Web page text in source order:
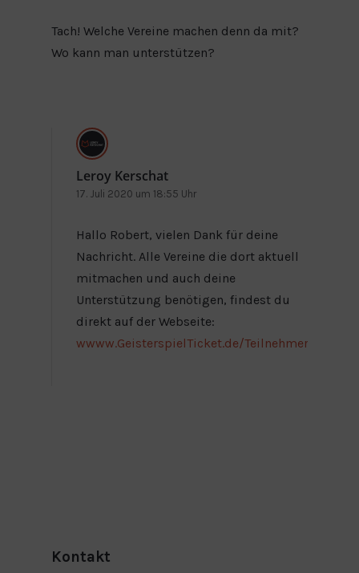
Tach! Welche Vereine machen denn da mit?
Wo kann man unterstützen?
Leroy Kerschat
17. Juli 2020 um 18:55 Uhr
Hallo Robert, vielen Dank für deine
Nachricht. Alle Vereine die dort aktuell
mitmachen und auch deine
Unterstützung benötigen, findest du
direkt auf der Webseite:
wwww.GeisterspielTicket.de/Teilnehmer
Kontakt